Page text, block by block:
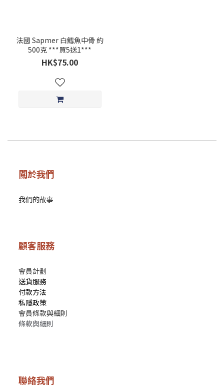
法國 Sapmer 白鱈魚中骨 約
500克 ***買5送1***
HK$75.00
關於我們
我們的故事
顧客服務
會員計劃
送貨服務
付款方法
私隱政策
會員條款與細則
條款與細則
聯絡我們